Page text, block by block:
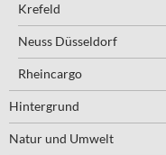
Krefeld
Neuss Düsseldorf
Rheincargo
Hintergrund
Natur und Umwelt